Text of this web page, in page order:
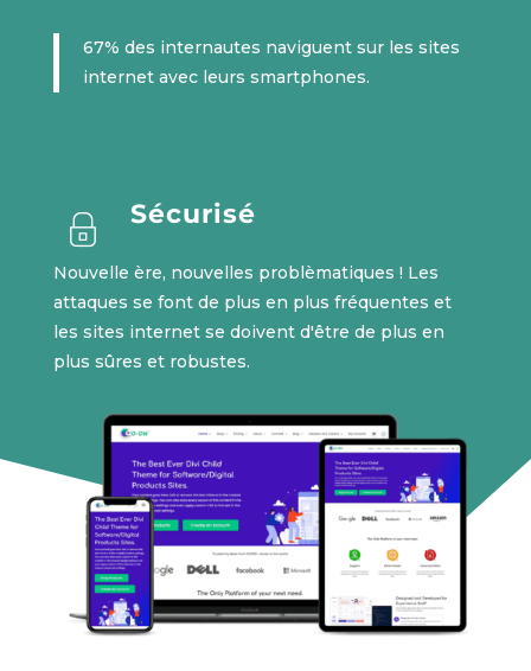
67% des internautes naviguent sur les sites
internet avec leurs smartphones.
Sécurisé
Nouvelle ère, nouvelles problèmatiques ! Les
attaques se font de plus en plus fréquentes et
les sites internet se doivent d'être de plus en
plus sûres et robustes.